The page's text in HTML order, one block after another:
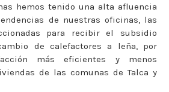
hemos tenido una alta afluencia
de nuestras oficinas, las
para recibir el subsidio
de calefactores a leña, por
más eficientes y menos
de las comunas de Talca y